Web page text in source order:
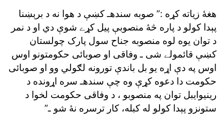
هغۀ زياته کړه :” صوبه سندهـ کښې د هوا نه د برېښنا
پېدا کولو د پاره څۀ منصوبې پيل کړے شوې دي او د نمر
د توان يوه لوه منصوبه جناح سول پارک چولستان
کښې قائمولے شى ـ وفاقى او صوبائى حکومتونو اوس
اوس په دې اړه يو بل باندې تورونه لګولي وو او صوبائى
حکومت دا دعوه کړې وه چې سندهـ سره اړونده د
رينيوايبل توان په منصوبو ، د وفاقى حکومت لخوا د
ستونزو پېدا کولو له کبله، کار ترسره نۀ شو ـ”